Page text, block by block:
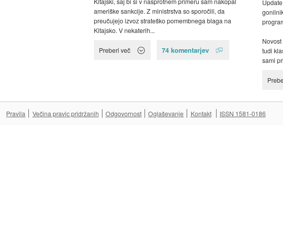
ameriške sankcije. Z ministrstva so sporočili, da
preučujejo izvoz strateško pomembnega blaga na
Kitajsko. V nekaterih...
Preberi več 74 komentarjev
tudi
sami
Pravila Večina pravic pridržanih Odgovornost Oglaševanje Kontakt ISSN 1581-0186